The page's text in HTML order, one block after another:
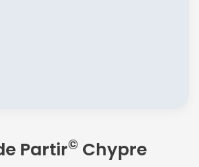
Partir© Chypre